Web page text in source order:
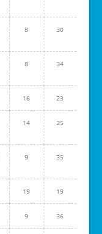
8 30
8 34
16 23
14 25
9 35
19 19
9 36